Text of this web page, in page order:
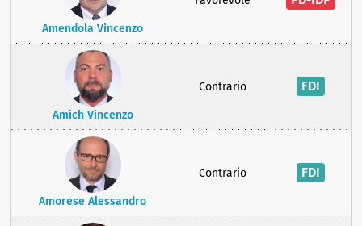
Amendola Vincenzo
Amich Vincenzo
Contrario FDI
Amorese Alessandro
Contrario FDI